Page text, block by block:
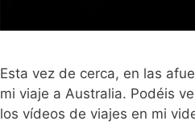
Esta vez de cerca, en las
mi viaje a Australia. Podéis
los vídeos de viajes en mi